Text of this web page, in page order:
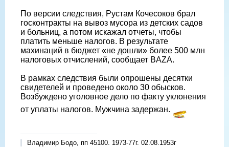
По версии следствия, Рустам Кочесоков брал
госконтракты на вывоз мусора из детских садов
и больниц, а потом искажал отчеты, чтобы
платить меньше налогов. В результате
махинаций в бюджет «не дошли» более 500 млн
налоговых отчислений, сообщает BAZA.
В рамках следствия были опрошены десятки
свидетелей и проведено около 30 обысков.
Возбуждено уголовное дело по факту уклонения
от уплаты налогов. Мужчина задержан.
Владимир Бодо, пп 45100. 1973-77г. 02.08.1953г